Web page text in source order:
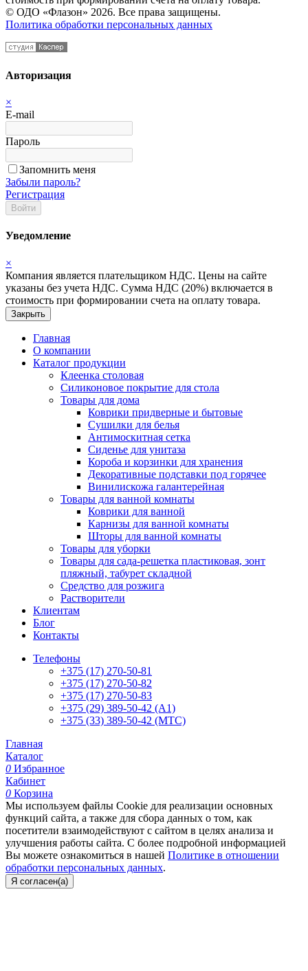
© ОДО «Флазон» 2026. Все права защищены.
Политика обработки персональных данных
Авторизация
×
E-mail
Пароль
Запомнить меня
Забыли пароль?
Регистрация
Войти
Уведомление
×
Компания является плательщиком НДС. Цены на сайте
указаны без учета НДС. Сумма НДС (20%) включается в
стоимость при формировании счета на оплату товара.
Закрыть
Главная
О компании
Каталог продукции
Клеенка столовая
Силиконовое покрытие для стола
Товары для дома
Коврики придверные и бытовые
Сушилки для белья
Антимоскитная сетка
Сиденье для унитаза
Короба и корзинки для хранения
Декоративные подставки под горячее
Винилискожа галантерейная
Товары для ванной комнаты
Коврики для ванной
Карнизы для ванной комнаты
Шторы для ванной комнаты
Товары для уборки
Товары для сада-решетка пластиковая, зонт
пляжный, табурет складной
Средство для розжига
Растворители
Клиентам
Блог
Контакты
Телефоны
+375 (17) 270-50-81
+375 (17) 270-50-82
+375 (17) 270-50-83
+375 (29) 389-50-42 (А1)
+375 (33) 389-50-42 (МТС)
Главная
Каталог
0 Избранное
Кабинет
0 Корзина
Мы используем файлы Cookie для реализации основных
функций сайта, а также для сбора данных о том, как
посетители взаимодействуют с сайтом в целях анализа и
улучшения работы сайта. С более подробной информацией
Вы можете ознакомиться в нашей Политике в отношении
обработки персональных данных.
Я согласен(а)